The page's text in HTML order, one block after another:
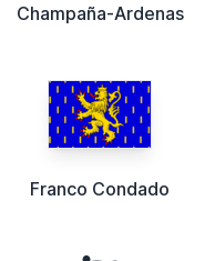
Champaña-Ardenas
Franco Condado